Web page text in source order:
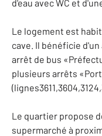
d'eau avec WC et
Le logement est
cave. Il bénéficie
arrêt de bus
plusieurs arrêts
Le quartier propose
supermarché à